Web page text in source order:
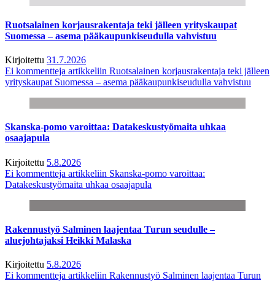
Ruotsalainen korjausrakentaja teki jälleen yrityskaupat
Suomessa – asema pääkaupunkiseudulla vahvistuu
Kirjoitettu 31.7.2026
Ei kommentteja artikkeliin Ruotsalainen korjausrakentaja teki jälleen
yrityskaupat Suomessa – asema pääkaupunkiseudulla vahvistuu
Skanska-pomo varoittaa: Datakeskustyömaita uhkaa
osaajapula
Kirjoitettu 5.8.2026
Ei kommentteja artikkeliin Skanska-pomo varoittaa:
Datakeskustyömaita uhkaa osaajapula
Rakennustyö Salminen laajentaa Turun seudulle –
aluejohtajaksi Heikki Malaska
Kirjoitettu 5.8.2026
Ei kommentteja artikkeliin Rakennustyö Salminen laajentaa Turun